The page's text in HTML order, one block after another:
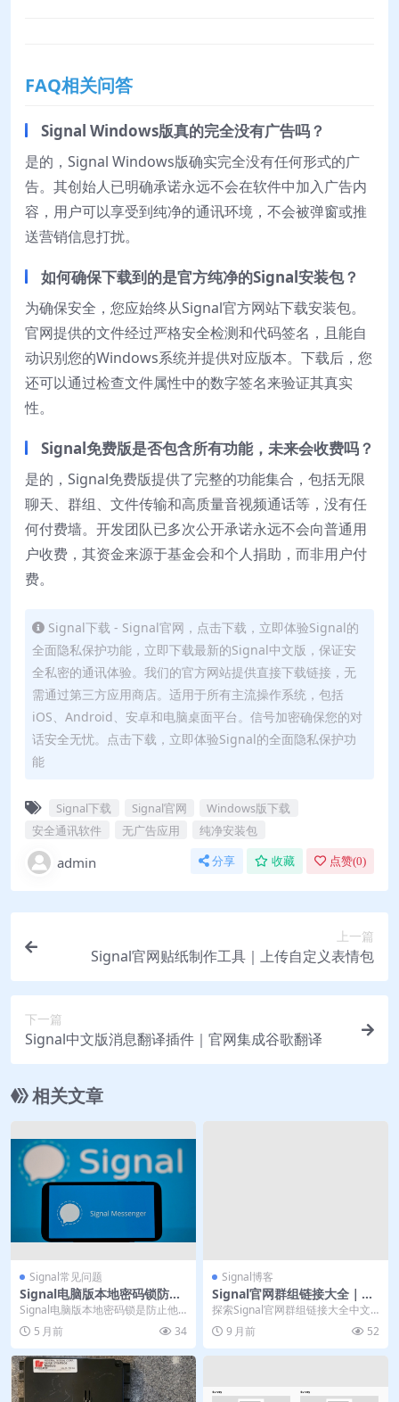
FAQ相关问答
Signal Windows版真的完全没有广告吗？
是的，Signal Windows版确实完全没有任何形式的广
告。其创始人已明确承诺永远不会在软件中加入广告内
容，用户可以享受到纯净的通讯环境，不会被弹窗或推
送营销信息打扰。
如何确保下载到的是官方纯净的Signal安装包？
为确保安全，您应始终从Signal官方网站下载安装包。
官网提供的文件经过严格安全检测和代码签名，且能自
动识别您的Windows系统并提供对应版本。下载后，您
还可以通过检查文件属性中的数字签名来验证其真实
性。
Signal免费版是否包含所有功能，未来会收费吗？
是的，Signal免费版提供了完整的功能集合，包括无限
聊天、群组、文件传输和高质量音视频通话等，没有任
何付费墙。开发团队已多次公开承诺永远不会向普通用
户收费，其资金来源于基金会和个人捐助，而非用户付
费。
Signal下载 - Signal官网，点击下载，立即体验Signal的
全面隐私保护功能，立即下载最新的Signal中文版，保证安
全私密的通讯体验。我们的官方网站提供直接下载链接，无
需通过第三方应用商店。适用于所有主流操作系统，包括
iOS、Android、安卓和电脑桌面平台。信号加密确保您的对
话安全无忧。点击下载，立即体验Signal的全面隐私保护功
能
Signal下载 Signal官网
Windows版下载
安全通讯软件
无广告应用 纯净安装包
admin 分享 收藏 点赞(0)
上一篇
Signal官网贴纸制作工具｜上传自定义表情包
下一篇
Signal中文版消息翻译插件｜官网集成谷歌翻译
相关文章
Signal常见问题
Signal电脑版本地密码锁防止
他人偷看聊天
Signal电脑版本地密码锁是防止他
人物理接触设备时偷看聊天记录的
关键防护。本文...
5 月前 34
Signal博客
Signal官网群组链接大全｜中
文版社群导航
探索Signal官网群组链接大全中文
版社群导航，帮助用户快速加入各
类主题群组并保...
9 月前 52